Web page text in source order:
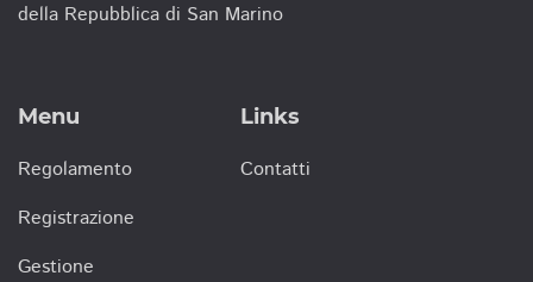
della Repubblica di San Marino
Menu
Regolamento
Registrazione
Gestione
Links
Contatti